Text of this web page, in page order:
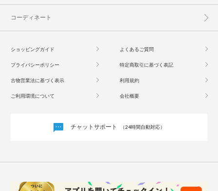
コーディネート
ショッピングガイド よくあるご質問
プライバシーポリシー 特定商取引に基づく表記
古物営業法に基づく表示 利用規約
ご利用環境について 会社概要
チャットサポート （24時間自動対応）